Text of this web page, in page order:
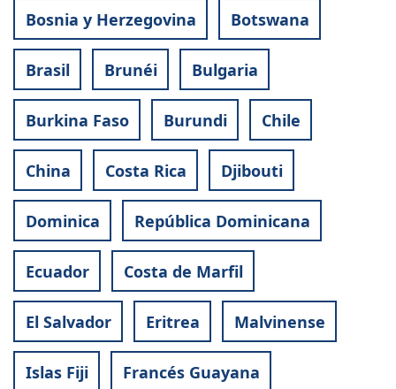
Bosnia y Herzegovina Botswana
Brasil Brunéi Bulgaria
Burkina Faso Burundi Chile
China Costa Rica Djibouti
Dominica República Dominicana
Ecuador Costa de Marfil
El Salvador Eritrea Malvinense
Islas Fiji Francés Guayana